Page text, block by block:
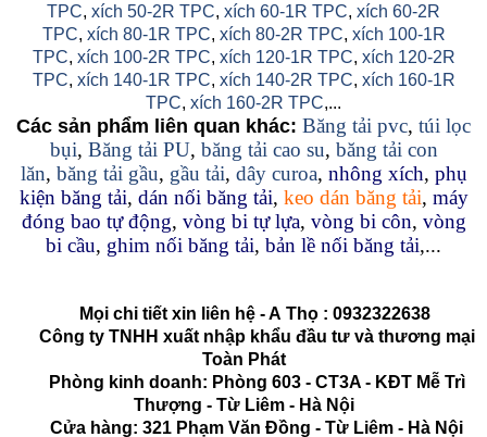
TPC, xích 50-2R TPC, xích 60-1R TPC, xích 60-2R
TPC, xích 80-1R TPC, xích 80-2R TPC, xích 100-1R
TPC, xích 100-2R TPC, xích 120-1R TPC, xích 120-2R
TPC, xích 140-1R TPC, xích 140-2R TPC, xích 160-1R
TPC, xích 160-2R TPC,...
Các sản phẩm liên quan khác: Băng tải pvc, túi lọc
bụi, Băng tải PU, băng tải cao su, băng tải con
lăn, băng tải gầu, gầu tải, dây curoa, nhông xích, phụ
kiện băng tải, dán nối băng tải, keo dán băng tải, máy
đóng bao tự động, vòng bi tự lựa, vòng bi côn, vòng
bi cầu, ghim nối băng tải, bản lề nối băng tải,...
Mọi chi tiết xin liên hệ - A Thọ : 0932322638
Công ty TNHH xuất nhập khẩu đầu tư và thương mại
Toàn Phát
Phòng kinh doanh: Phòng 603 - CT3A - KĐT Mễ Trì
Thượng - Từ Liêm - Hà Nội
Cửa hàng: 321 Phạm Văn Đồng - Từ Liêm - Hà Nội